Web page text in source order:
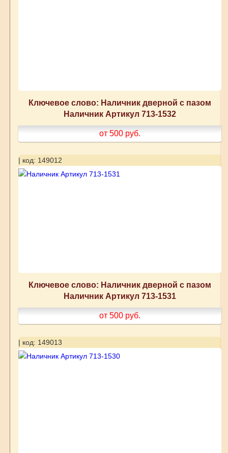
Ключевое слово: Наличник дверной с пазом
Наличник Артикул 713-1532
от 500 руб.
| код: 149012
Ключевое слово: Наличник дверной с пазом
Наличник Артикул 713-1531
от 500 руб.
| код: 149013